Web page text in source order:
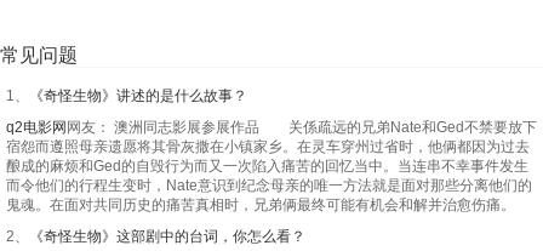
常见问题
1、
《奇怪生物》讲述的是什么故事？
q2电影网网友： 澳洲同志影展参展作品 关係疏远的兄弟Nate和Ged不禁要放下
宿怨而遵照母亲遗愿将其骨灰撒在小镇家乡。在灵车穿州过省时，他俩都因为过去
酿成的麻烦和Ged的自毁行为而又一次陷入痛苦的回忆当中。当连串不幸事件发生
而令他们的行程生变时，Nate意识到纪念母亲的唯一方法就是面对那些分离他们的
鬼魂。在面对共同历史的痛苦真相时，兄弟俩最终可能有机会和解并治愈伤痛。
2、
《奇怪生物》这部剧中的台词，你怎么看？